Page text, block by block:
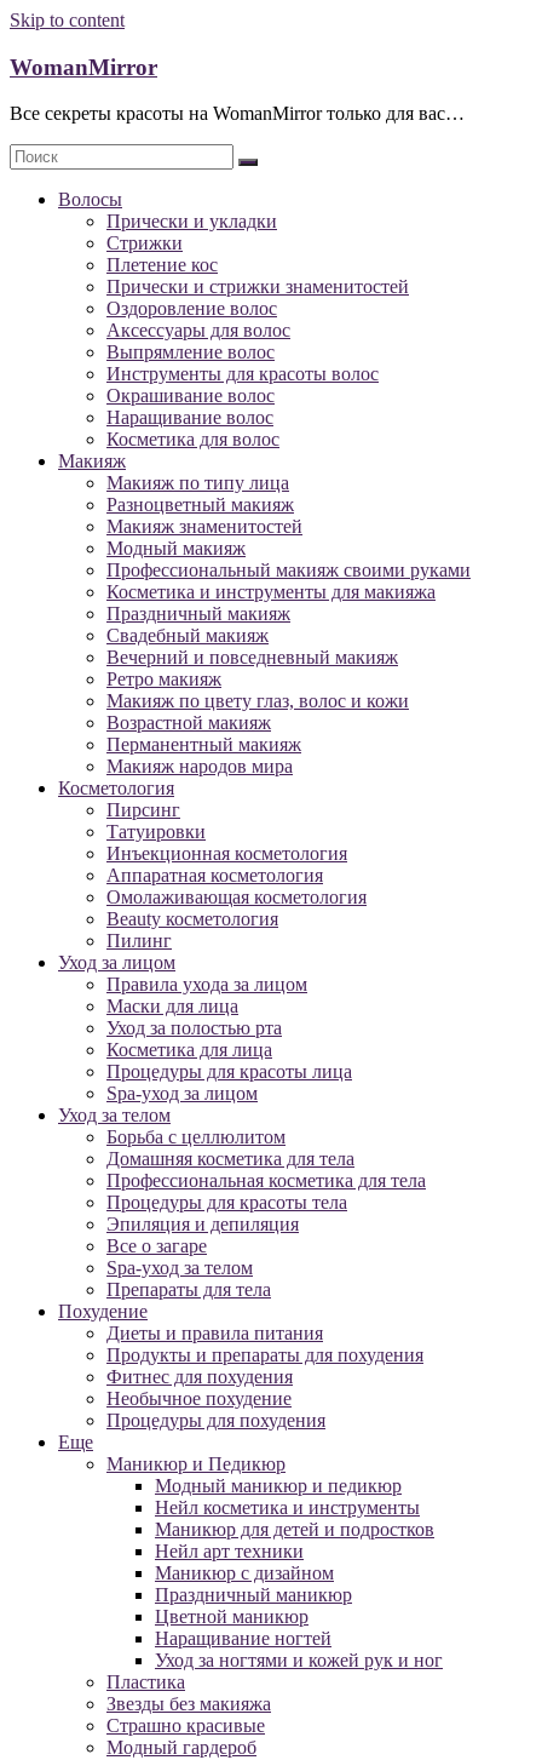
Skip to content
WomanMirror
Все секреты красоты на WomanMirror только для вас…
Волосы
Прически и укладки
Стрижки
Плетение кос
Прически и стрижки знаменитостей
Оздоровление волос
Аксессуары для волос
Выпрямление волос
Инструменты для красоты волос
Окрашивание волос
Наращивание волос
Косметика для волос
Макияж
Макияж по типу лица
Разноцветный макияж
Макияж знаменитостей
Модный макияж
Профессиональный макияж своими руками
Косметика и инструменты для макияжа
Праздничный макияж
Свадебный макияж
Вечерний и повседневный макияж
Ретро макияж
Макияж по цвету глаз, волос и кожи
Возрастной макияж
Перманентный макияж
Макияж народов мира
Косметология
Пирсинг
Татуировки
Инъекционная косметология
Аппаратная косметология
Омолаживающая косметология
Beauty косметология
Пилинг
Уход за лицом
Правила ухода за лицом
Маски для лица
Уход за полостью рта
Косметика для лица
Процедуры для красоты лица
Spa-уход за лицом
Уход за телом
Борьба с целлюлитом
Домашняя косметика для тела
Профессиональная косметика для тела
Процедуры для красоты тела
Эпиляция и депиляция
Все о загаре
Spa-уход за телом
Препараты для тела
Похудение
Диеты и правила питания
Продукты и препараты для похудения
Фитнес для похудения
Необычное похудение
Процедуры для похудения
Еще
Маникюр и Педикюр
Модный маникюр и педикюр
Нейл косметика и инструменты
Маникюр для детей и подростков
Нейл арт техники
Маникюр с дизайном
Праздничный маникюр
Цветной маникюр
Наращивание ногтей
Уход за ногтями и кожей рук и ног
Пластика
Звезды без макияжа
Страшно красивые
Модный гардероб